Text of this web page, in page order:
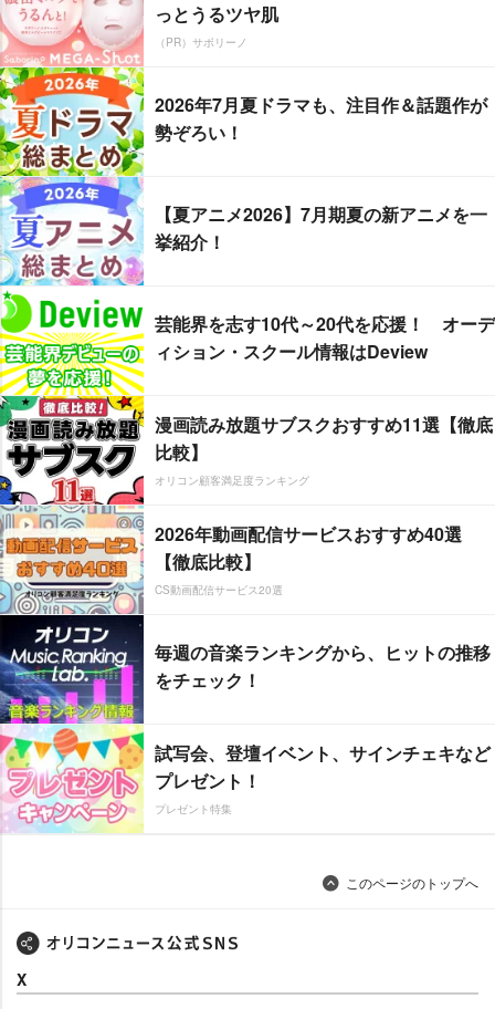
っとうるツヤ肌
（PR）サボリーノ
2026年7月夏ドラマも、注目作＆話題作が
勢ぞろい！
【夏アニメ2026】7月期夏の新アニメを一
挙紹介！
芸能界を志す10代～20代を応援！ オーデ
ィション・スクール情報はDeview
漫画読み放題サブスクおすすめ11選【徹底
比較】
オリコン顧客満足度ランキング
2026年動画配信サービスおすすめ40選
【徹底比較】
CS動画配信サービス20選
毎週の音楽ランキングから、ヒットの推移
をチェック！
試写会、登壇イベント、サインチェキなど
プレゼント！
プレゼント特集
このページのトップへ
X